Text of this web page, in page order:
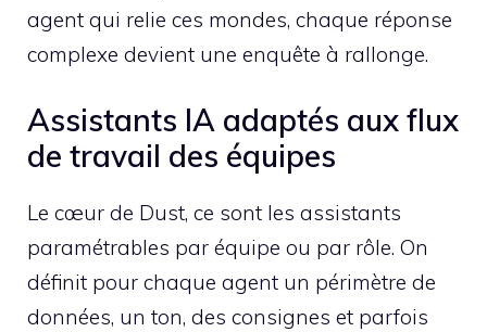
agent qui relie ces mondes, chaque réponse
complexe devient une enquête à rallonge.
Assistants IA adaptés aux flux
de travail des équipes
Le cœur de Dust, ce sont les assistants
paramétrables par équipe ou par rôle. On
définit pour chaque agent un périmètre de
données, un ton, des consignes et parfois